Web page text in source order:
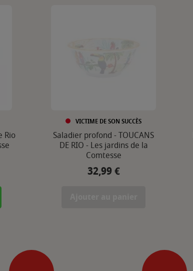
Rio
VICTIME DE SON SUCCÈS
Saladier profond - TOUCANS
DE RIO - Les jardins de la
Comtesse
Prix
32,99 €